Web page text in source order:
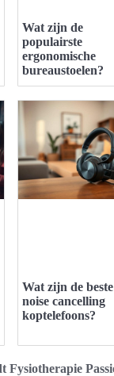
Wat zijn de
populairste
ergonomische
bureaustoelen?
Wat zijn de beste
noise cancelling
koptelefoons?
Fysiotherapie